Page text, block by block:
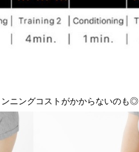
ニングコストがかからないのも◎